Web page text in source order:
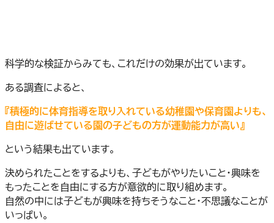
科学的な検証からみても、これだけの効果が出ています。
ある調査によると、
『積極的に体育指導を取り入れている幼稚園や保育園よりも、
自由に遊ばせている園の子どもの方が運動能力が高い』
という結果も出ています。
決められたことをするよりも、子どもがやりたいこと・興味を
もったことを自由にする方が意欲的に取り組めます。
自然の中には子どもが興味を持ちそうなこと・不思議なことが
いっぱい。